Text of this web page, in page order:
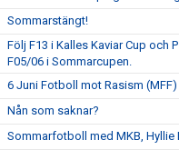
Sommarstängt!
Följ F13 i Kalles Kaviar Cup och
F05/06 i Sommarcupen.
6 Juni Fotboll mot Rasism (MFF)
Nån som saknar?
Sommarfotboll med MKB, Hyllie